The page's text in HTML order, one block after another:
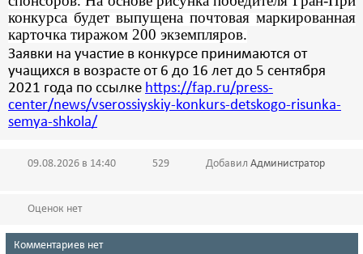
конкурса будет выпущена почтовая маркированная
карточка тиражом 200 экземпляров.
Заявки на участие в конкурсе принимаются от
учащихся в возрасте от 6 до 16 лет до 5 сентября
2021 года по ссылке https://fap.ru/press-
center/news/vserossiyskiy-konkurs-detskogo-risunka-
semya-shkola/
09.08.2026 в 14:40 529 Добавил Администратор
Оценок нет
Комментариев нет